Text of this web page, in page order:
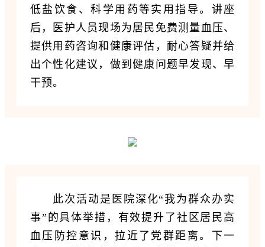
低盐饮食、科学用药等实用指导。讲座
后，医护人员现场为居民免费测量血压、
提供用药咨询和健康评估，耐心答疑并给
出个性化建议，做到健康问题早发现、早
干预。
此次活动是医院深化“我为群众办实
事”的具体举措，有效提升了社区居民高
血压防控意识，拉近了党群距离。下一